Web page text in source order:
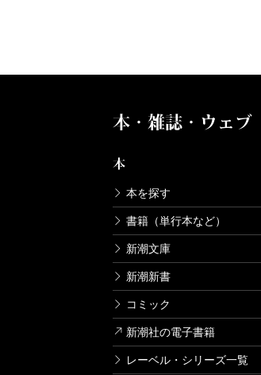
本・雑誌・ウェブ
本
本を探す
書籍（単行本など）
新潮文庫
新潮新書
コミック
新潮社の電子書籍
レーベル・シリーズ一覧